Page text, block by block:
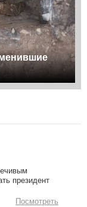
президент
Посмотреть